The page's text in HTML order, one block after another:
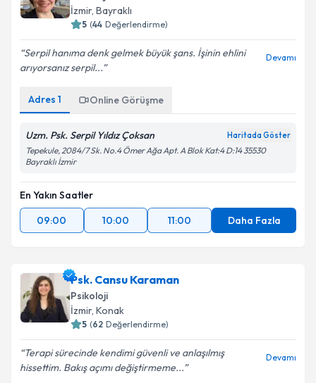
İzmir, Bayraklı
5 (44 Değerlendirme)
Serpil hanıma denk gelmek büyük şans. İşinin ehlini
arıyorsanız serpil...
Devamı
Adres 1 Online Görüşme
Uzm. Psk. Serpil Yıldız Çoksan Haritada Göster
Tepekule, 2084/7 Sk. No.4 Ömer Ağa Apt. A Blok Kat:4 D:14 35530
Bayraklı İzmir
En Yakın Saatler
09:00
10:00 11:00 Daha Fazla
Psk. Cansu Karaman
Psikoloji
İzmir, Konak
5 (62 Değerlendirme)
Terapi sürecinde kendimi güvenli ve anlaşılmış
hissettim. Bakış açımı değiştirmeme...
Devamı